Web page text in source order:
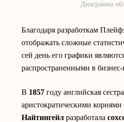
Диаграмма
Благодаря разработкам
отображать сложные
сей день его графики
распространенными в бизнес-
В 1857 году английская
аристократическими корнями
Найтингейл разработала